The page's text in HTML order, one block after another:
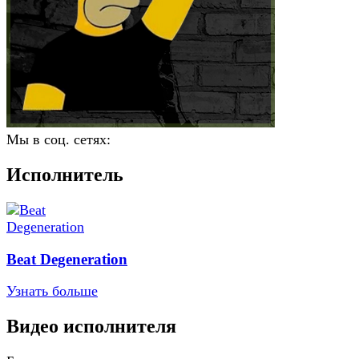
Мы в соц. сетях:
Исполнитель
Beat Degeneration
Узнать больше
Видео исполнителя